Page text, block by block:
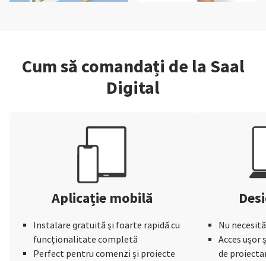
Cum să comandați de la Saal
Digital
Aplicație mobilă
Instalare gratuită și foarte rapidă cu
funcționalitate completă
Perfect pentru comenzi și proiecte
Nu
Acces
de